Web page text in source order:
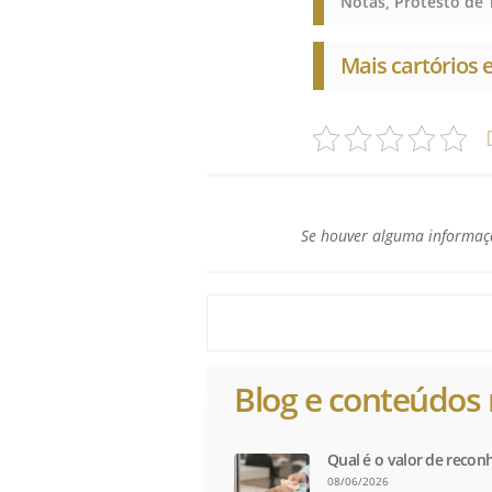
Mais cartórios
Se houver alguma
Blog e
Qual é o valor de
08/06/2026